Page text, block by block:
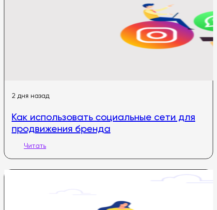
2 дня назад
Как использовать социальные сети для
продвижения бренда
Читать